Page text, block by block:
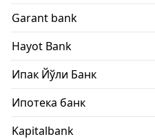
Garant bank
Hayot Bank
Ипак Йўли Банк
Ипотека банк
Kapitalbank